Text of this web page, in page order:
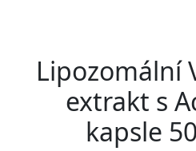
Lipozomální
extrakt s
kapsle